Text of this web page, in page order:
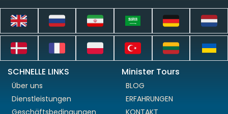
SCHNELLE LINKS
Über uns
Dienstleistungen
Minister Tours
BLOG
ERFAHRUNGEN